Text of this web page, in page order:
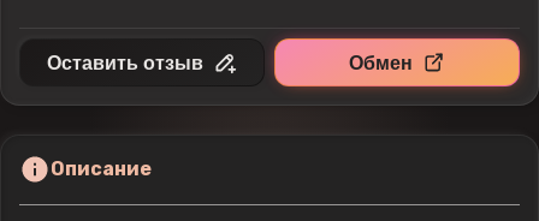
Оставить отзыв Обмен
Описание